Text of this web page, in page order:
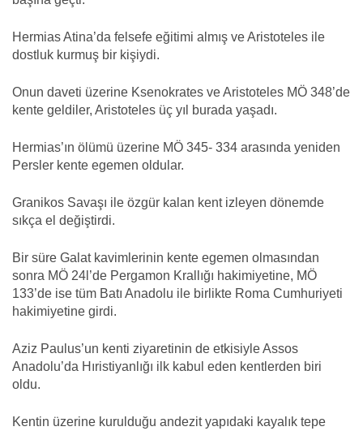
Hermias Atina’da felsefe eğitimi almış ve Aristoteles ile
dostluk kurmuş bir kişiydi.
Onun daveti üzerine Ksenokrates ve Aristoteles MÖ 348’de
kente geldiler, Aristoteles üç yıl burada yaşadı.
Hermias’ın ölümü üzerine MÖ 345- 334 arasında yeniden
Persler kente egemen oldular.
Granikos Savaşı ile özgür kalan kent izleyen dönemde
sıkça el değiştirdi.
Bir süre Galat kavimlerinin kente egemen olmasından
sonra MÖ 24l’de Pergamon Krallığı hakimiyetine, MÖ
133’de ise tüm Batı Anadolu ile birlikte Roma Cumhuriyeti
hakimiyetine girdi.
Aziz Paulus’un kenti ziyaretinin de etkisiyle Assos
Anadolu’da Hıristiyanlığı ilk kabul eden kentlerden biri
oldu.
Kentin üzerine kurulduğu andezit yapıdaki kayalık tepe